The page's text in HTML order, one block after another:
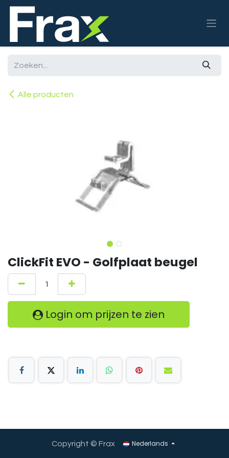
Overslaan naar inhoud
Alle producten
ClickFit EVO - Golfplaat beugel
Login om prijzen te zien
Copyright © Frax Nederlands